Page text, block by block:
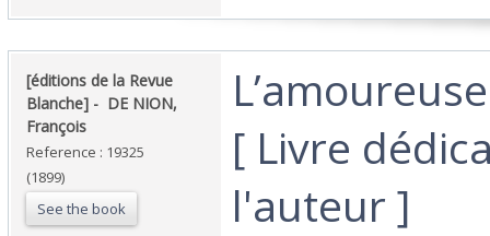
‎[éditions de la Revue
Blanche] - ‎ ‎DE NION,
François‎
Reference : 19325
(1899)
See the book
[ Livre
l'auteur ]‎